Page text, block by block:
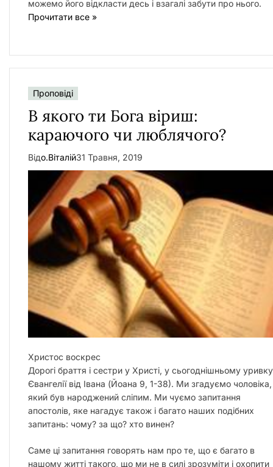
можемо його відкласти десь і взагалі забути про нього.
Прочитати все »
Проповіді
В якого ти Бога віриш:
караючого чи люблячого?
Відо.Віталій31 Травня, 2019
Христос воскрес
Дорогі браття і сестри у Христі, у сьогоднішньому уривку
Євангелії від Івана (Йоана 9, 1-38). Ми згадуємо чоловіка,
який був народжений сліпим. Ми чуємо запитання
апостолів, яке нагадує також і багато наших подібних
запитань: чому? за що? хто винен?
Саме ці запитання говорять нам про те, що є багато в
нашому житті такого, що ми не в силі зрозуміти і охопити